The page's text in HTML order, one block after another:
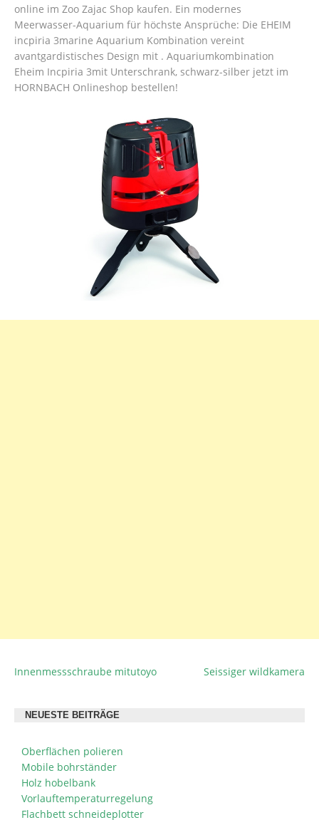
online im Zoo Zajac Shop kaufen. Ein modernes
Meerwasser-Aquarium für höchste Ansprüche: Die EHEIM
incpiria 3marine Aquarium Kombination vereint
avantgardistisches Design mit . Aquariumkombination
Eheim Incpiria 3mit Unterschrank, schwarz-silber jetzt im
HORNBACH Onlineshop bestellen!
BEITRAGSNAVIGATION
Innenmessschraube mitutoyo Seissiger wildkamera
NEUESTE BEITRÄGE
Oberflächen polieren
Mobile bohrständer
Holz hobelbank
Vorlauftemperaturregelung
Flachbett schneideplotter